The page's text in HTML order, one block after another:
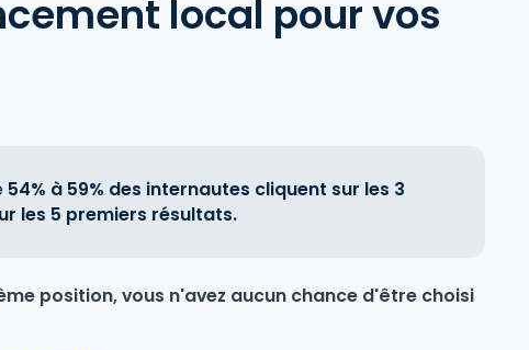
local pour vos
54% à 59% des internautes cliquent sur les 3
les 5 premiers résultats.
position, vous n'avez aucun chance d'être choisi